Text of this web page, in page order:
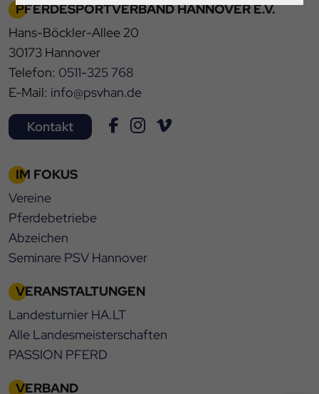
Impressum|Datenschutz
PFERDESPORTVERBAND HANNOVER E.V.
Hans-Böckler-Allee 20
30173 Hannover
Telefon: 0511-325 768
E-Mail: info@psvhan.de
Kontakt
IM FOKUS
Vereine
Pferdebetriebe
Abzeichen
Seminare PSV Hannover
VERANSTALTUNGEN
Landesturnier HA.LT
Alle Landesmeisterschaften
PASSION PFERD
VERBAND